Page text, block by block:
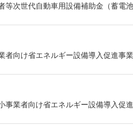
等次世代自動車用設備補助金（蓄電
者向け省エネルギー設備導入促進事
事業者向け省エネルギー設備導入促